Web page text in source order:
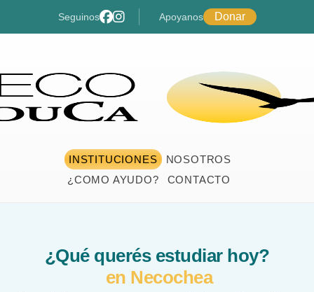
Seguinos Apoyanos Donar
INSTITUCIONES
NOSOTROS
¿COMO AYUDO?
CONTACTO
¿Qué querés estudiar hoy?
en Necochea